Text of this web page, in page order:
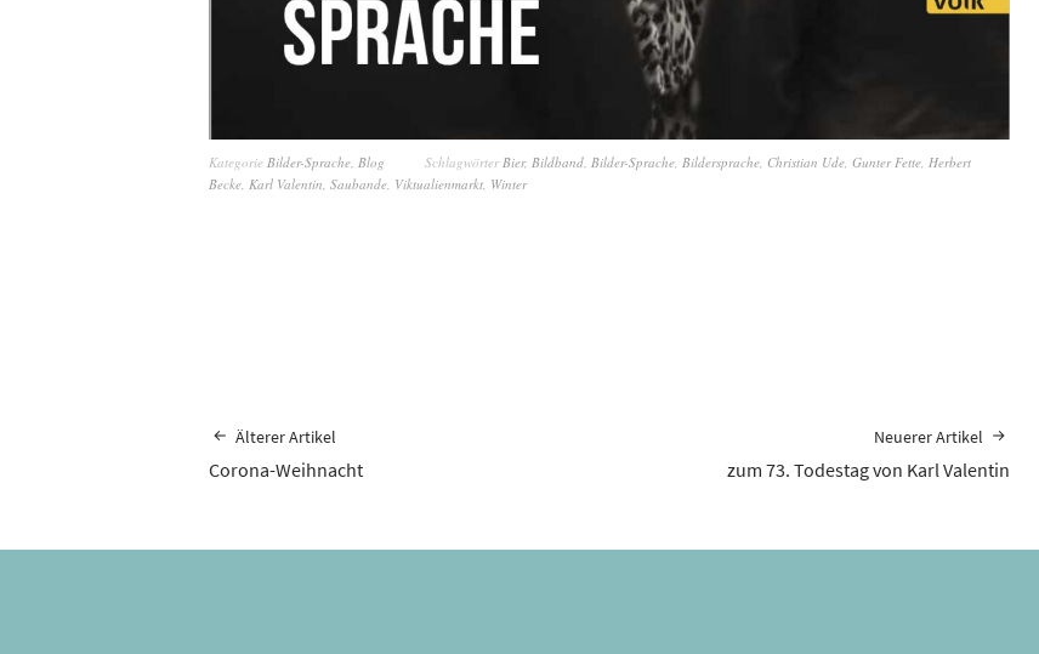
Kategorie Bilder-Sprache, Blog SchlagwörterBier, Bildband, Bilder-Sprache, Bildersprache, Christian Ude, Gunter Fette, Herbert
Becke, Karl Valentin, Saubande, Viktualienmarkt, Winter
Älterer Artikel
Corona-Weihnacht
Neuerer Artikel
zum 73. Todestag von Karl Valentin